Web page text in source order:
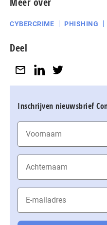
CYBERCRIME PHISHING
Deel
Inschrijven nieuwsbrief